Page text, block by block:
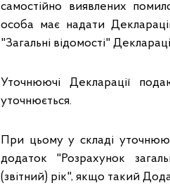
самостійно виявлених
особа має надати
"Загальні відомості"
Уточнюючі Декларації
уточнюється.
При цьому у складі
додаток "Розрахунок
(звітний) рік", якщо такий